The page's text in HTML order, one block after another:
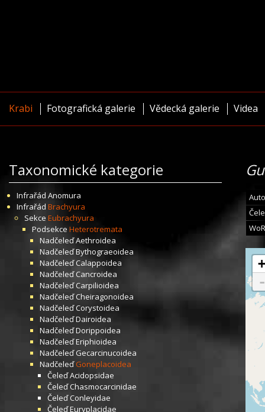
Krabi Fotografická galerie Vědecká galerie Videa
Taxonomické kategorie
Infrařád Anomura
Infrařád Brachyura
Sekce Eubrachyura
Podsekce Heterotremata
NadčeleďAethroidea
NadčeleďBythograeoidea
NadčeleďCalappoidea
NadčeleďCancroidea
NadčeleďCarpilioidea
NadčeleďCheiragonoidea
NadčeleďCorystoidea
NadčeleďDairoidea
NadčeleďDorippoidea
NadčeleďEriphioidea
NadčeleďGecarcinucoidea
NadčeleďGoneplacoidea
ČeleďAcidopsidae
ČeleďChasmocarcinidae
ČeleďConleyidae
ČeleďEuryplacidae
+